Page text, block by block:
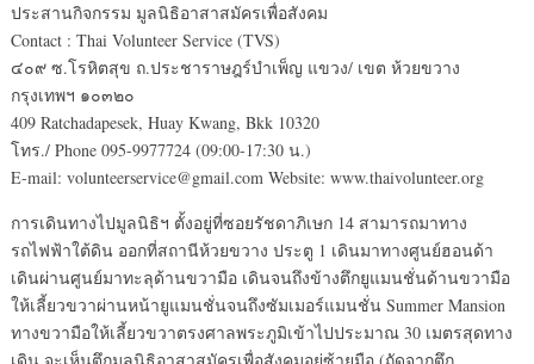
ประสานกิจกรรม มูลนิธิอาสาสมัครเพื่อสังคม
Contact : Thai Volunteer Service (TVS)
๔๐๙ ซ.โรหิตสุข ถ.ประชาราษฎร์บำเพ็ญ แขวง/ เขต ห้วยขวาง
กรุงเทพฯ ๑๐๓๒๐
409 Ratchadapesek, Huay Kwang, Bkk 10320
โทร./ Phone 095-9977724 (09:00-17:30 น.)
E-mail: volunteerservice@gmail.com Website: www.thaivolunteer.org
การเดินทางไปมูลนิธิฯ ตั้งอยู่ที่ซอยรัชดาภิเษก 14 สามารถมาทาง
รถไฟฟ้าใต้ดิน ออกที่สถานีห้วยขวาง ประตู 1 เดินมาทางศูนย์ฮอนด้า
เดินผ่านศูนย์มาทะลุด้านขวามือ เดินจนถึงข้างตึกยูแมนชั่นด้านขวามือ
ให้เลี้ยวขวาผ่านหน้ายูแมนชั่นจนถึงซัมเมอร์แมนชั่น Summer Mansion
ทางขวามือให้เลี้ยวขวาตรงศาลพระภูมิเข้าไปประมาณ 30 เมตรสุดทาง